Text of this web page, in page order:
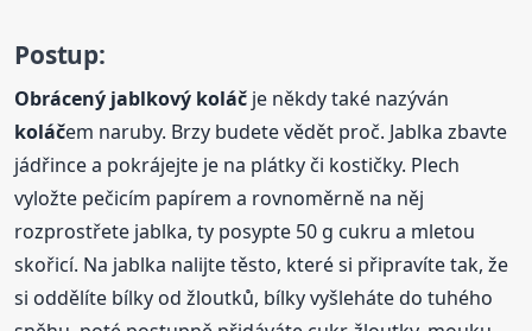
Postup:
Obrácený jablkový koláč je někdy také nazýván
koláčem naruby. Brzy budete vědět proč. Jablka zbavte
jádřince a pokrájejte je na plátky či kostičky. Plech
vyložte pečicím papírem a rovnoměrně na něj
rozprostřete jablka, ty posypte 50 g cukru a mletou
skořicí. Na jablka nalijte těsto, které si připravíte tak, že
si oddělíte bílky od žloutků, bílky vyšleháte do tuhého